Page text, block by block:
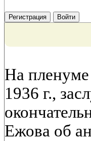
Регистрация Войти
На
1936 г.,
Ежова об